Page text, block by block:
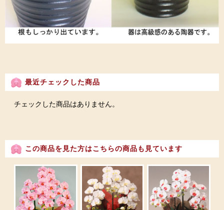
最近チェックした商品
チェックした商品はありません。
この商品を見た方はこちらの商品も見ています